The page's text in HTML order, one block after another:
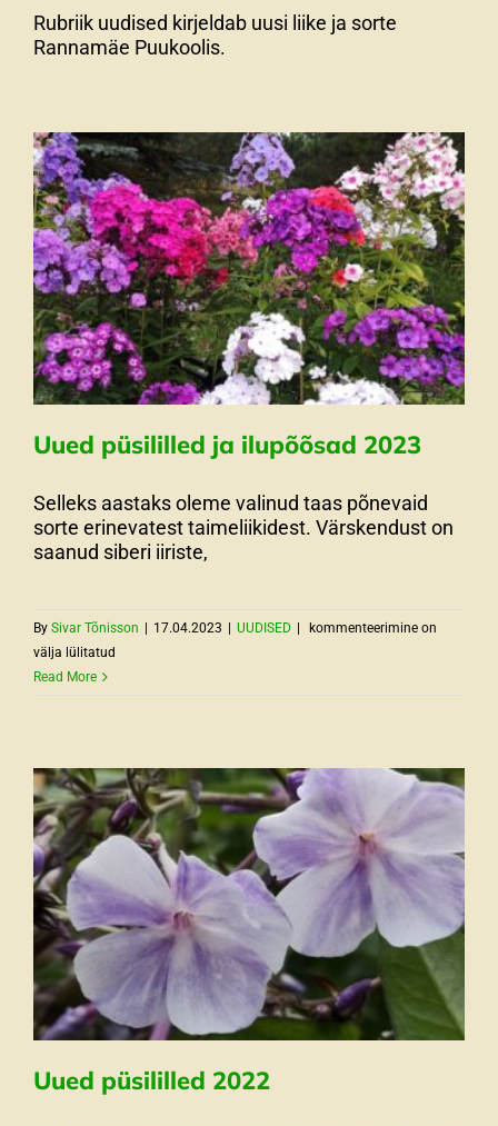
Rubriik uudised kirjeldab uusi liike ja sorte
Rannamäe Puukoolis.
Uued püsililled ja ilupõõsad 2023
Selleks aastaks oleme valinud taas põnevaid
sorte erinevatest taimeliikidest. Värskendust on
saanud siberi iiriste,
By Sivar Tõnisson 17.04.2023 UUDISED
Uued
kommenteerimine on
välja lülitatud
Read More
Uued püsililled 2022